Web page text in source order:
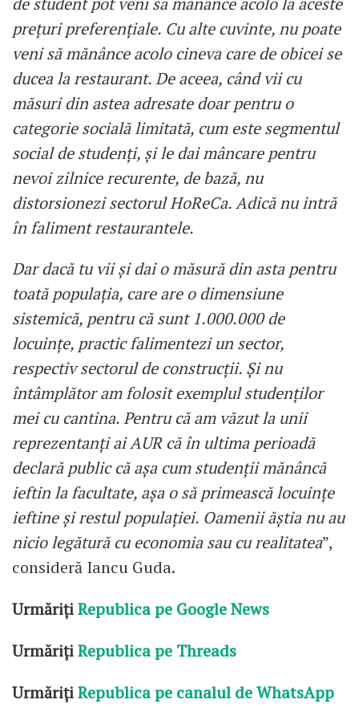
prețuri preferențiale. Cu alte cuvinte, nu poate
veni să mănânce acolo cineva care de obicei se
ducea la restaurant. De aceea, când vii cu
măsuri din astea adresate doar pentru o
categorie socială limitată, cum este segmentul
social de studenți, și le dai mâncare pentru
nevoi zilnice recurente, de bază, nu
distorsionezi sectorul HoReCa. Adică nu intră
în faliment restaurantele.
Dar dacă tu vii și dai o măsură din asta pentru
toată populația, care are o dimensiune
sistemică, pentru că sunt 1.000.000 de
locuințe, practic falimentezi un sector,
respectiv sectorul de construcții. Și nu
întâmplător am folosit exemplul studenților
mei cu cantina. Pentru că am văzut la unii
reprezentanți ai AUR că în ultima perioadă
declară public că așa cum studenții mănâncă
ieftin la facultate, așa o să primească locuințe
ieftine și restul populației. Oamenii ăștia nu au
nicio legătură cu economia sau cu realitatea”,
consideră Iancu Guda.
UrmărițiRepublica pe Google News
UrmărițiRepublica pe Threads
UrmărițiRepublica pe canalul de WhatsApp